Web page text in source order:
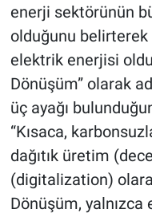
enerji sektörünün
olduğunu
elektrik enerjisi
Dönüşüm” olarak
üç ayağı
“Kısaca,
dağıtık üretim
(digitalization)
Dönüşüm,